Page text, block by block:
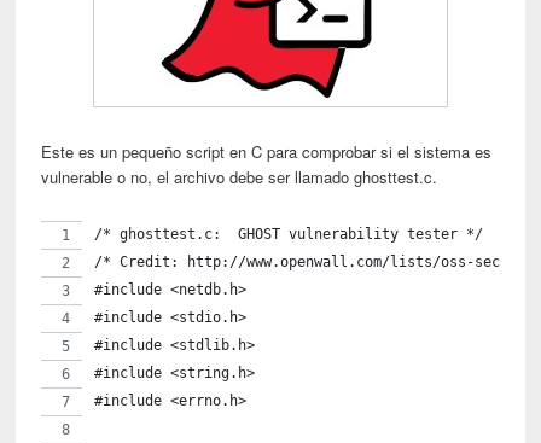
Este es un pequeño script en C para comprobar si el sistema es
vulnerable o no, el archivo debe ser llamado ghosttest.c.
/* ghosttest.c:  GHOST vulnerability tester */
/* Credit: http://www.openwall.com/lists/oss-
#include <netdb.h>
#include <stdio.h>
#include <stdlib.h>
#include <string.h>
#include <errno.h>